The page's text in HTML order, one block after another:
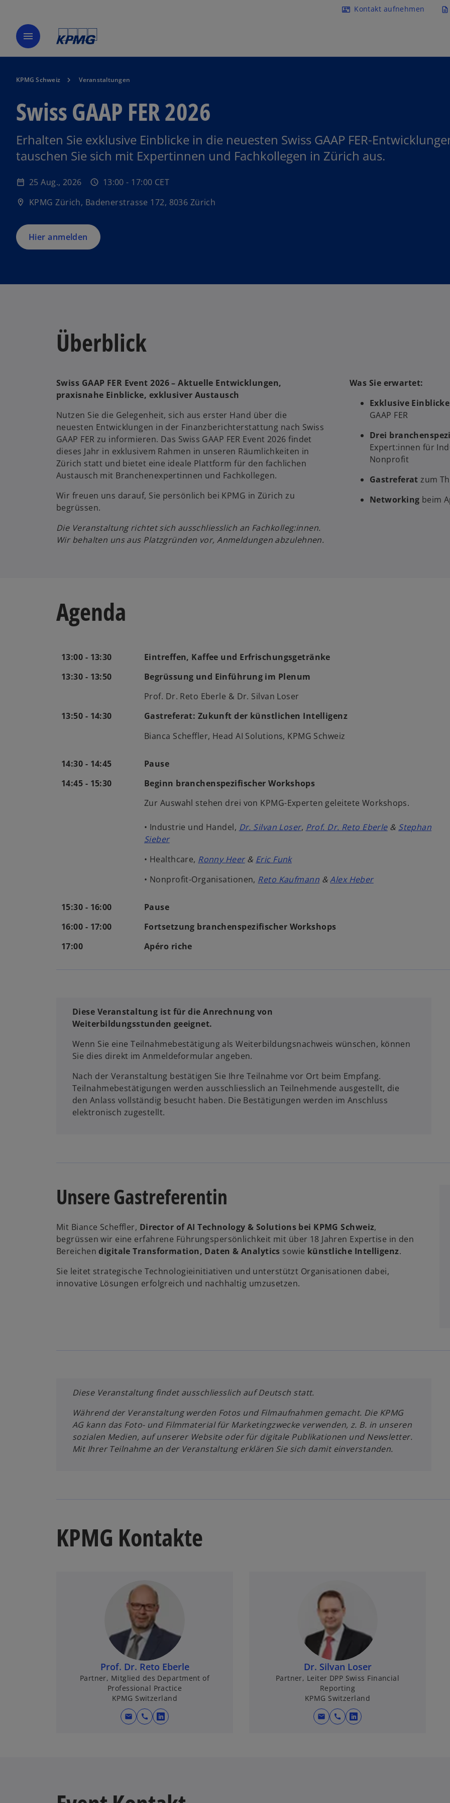
Navigation überspringen
contact_mail Kontakt aufnehmen description
menu
KPMG Schweiz Veranstaltungen
Swiss GAAP FER 2026
Erhalten Sie exklusive Einblicke in die neuesten Swiss GAAP FER-
tauschen Sie sich mit Expertinnen und Fachkollegen in Zürich aus.
date_range 25 Aug., 2026 schedule 13:00 - 17:00 CET
location_on KPMG Zürich, Badenerstrasse 172, 8036 Zürich
Hier anmelden
w
ir
d
n
n
r
n
e
e
n
e
g
is
r
t
e
ö
ff
e
t
Überblick
Swiss GAAP FER Event 2026 – Aktuelle Entwicklungen,
praxisnahe Einblicke, exklusiver Austausch
Nutzen Sie die Gelegenheit, sich aus erster Hand über die
neuesten Entwicklungen in der Finanzberichterstattung nach Swiss
GAAP FER zu informieren. Das Swiss GAAP FER Event 2026 findet
dieses Jahr in exklusivem Rahmen in unseren Räumlichkeiten in
Zürich statt und bietet eine ideale Plattform für den fachlichen
Austausch mit Branchenexpertinnen und Fachkollegen.
Wir freuen uns darauf, Sie persönlich bei KPMG in Zürich zu
begrüssen.
Die Veranstaltung richtet sich ausschliesslich an Fachkolleg:innen.
Wir behalten uns aus Platzgründen vor, Anmeldungen abzulehnen.
Was Sie erwartet:
Exklusive Einblicke
GAAP FER
Drei
Expert:innen für
Nonprofit
Gastreferat zum
Networking beim
Agenda
13:00 - 13:30
Eintreffen, Kaffee und Erfrischungsgetränke
13:30 - 13:50
Begrüssung und Einführung im Plenum
Prof. Dr. Reto Eberle & Dr. Silvan Loser
13:50 - 14:30
Gastreferat: Zukunft der künstlichen Intelligenz
Bianca Scheffler, Head AI Solutions, KPMG Schweiz
14:30 - 14:45
Pause
14:45 - 15:30
Beginn branchenspezifischer Workshops
Zur Auswahl stehen drei von KPMG-Experten geleitete Workshops.
• Industrie und Handel, Dr. Silvan Loser, Prof. Dr. Reto Eberle& Stephan
Sieber
• Healthcare, Ronny Heer& Eric Funk
• Nonprofit-Organisationen, Reto Kaufmann &Alex Heber
15:30 - 16:00
Pause
16:00 - 17:00
Fortsetzung branchenspezifischer Workshops
17:00
Apéro riche
Diese Veranstaltung ist für die Anrechnung von
Weiterbildungsstunden geeignet.
Wenn Sie eine Teilnahmebestätigung als Weiterbildungsnachweis wünschen, können
Sie dies direkt im Anmeldeformular angeben.
Nach der Veranstaltung bestätigen Sie Ihre Teilnahme vor Ort beim Empfang.
Teilnahmebestätigungen werden ausschliesslich an Teilnehmende ausgestellt, die
den Anlass vollständig besucht haben. Die Bestätigungen werden im Anschluss
elektronisch zugestellt.
Unsere Gastreferentin
Mit Biance Scheffler, Director of AI Technology & Solutions bei KPMG Schweiz,
begrüssen wir eine erfahrene Führungspersönlichkeit mit über 18 Jahren Expertise in den
Bereichendigitale Transformation, Daten & Analytics sowie künstliche Intelligenz.
Sie leitet strategische Technologieinitiativen und unterstützt Organisationen dabei,
innovative Lösungen erfolgreich und nachhaltig umzusetzen.
Diese Veranstaltung findet ausschliesslich auf Deutsch statt.
Während der Veranstaltung werden Fotos und Filmaufnahmen gemacht. Die KPMG
AG kann das Foto- und Filmmaterial für Marketingzwecke verwenden, z. B. in unseren
sozialen Medien, auf unserer Website oder für digitale Publikationen und Newsletter.
Mit Ihrer Teilnahme an der Veranstaltung erklären Sie sich damit einverstanden.
KPMG Kontakte
Prof. Dr. Reto Eberle
Partner, Mitglied des Department of
Professional Practice
KPMG Switzerland
mail call
w
Dr. Silvan Loser
Partner, Leiter DPP Swiss Financial
Reporting
KPMG Switzerland
mail call
w